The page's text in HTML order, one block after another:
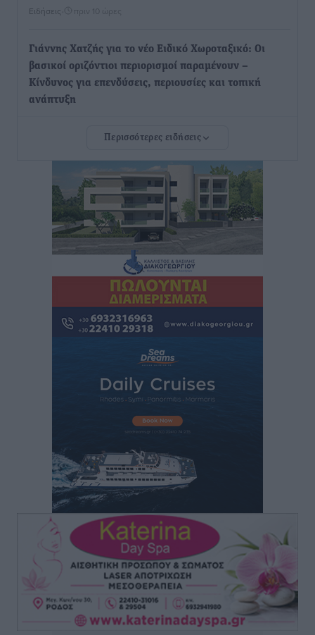
Ειδήσεις πριν 10 ώρες
Γιάννης Χατζής για το νέο Ειδικό Χωροταξικό: Οι
βασικοί οριζόντιοι περιορισμοί παραμένουν –
Κίνδυνος για επενδύσεις, περιουσίες και τοπική
ανάπτυξη
δεν υπάρχουν περιθώρια εφησυχασμού
Ειδήσεις• πριν 11 ώρες
Στον Άγιο Νικόλαο Χάλκης ανοίγει ξανά το
ανανεωμένο εκκλησιαστικό μουσείο από τη Λέσχη
Τοπικές Ειδήσεις• πριν 11 ώρες
Ρόδος: «Βουλιάζει» από τουρίστες – Πάνω από 1 εκατ.
επιβάτες και 55 κρουαζιερόπλοια
πριν 11 ώρες
Γ’ Εθνική Κατηγορία: Οι ημερομηνίες των
Συνελήφθησαν δύο άτομα στην Κάρπαθο για άγρα
πελατών
Τοπικές Ειδήσεις• πριν 17 ώρες
Χωρίς υποχρεωτική παρουσία μικρών στη 12άδα
Αθλητικά πριν 17 ώρες
Ο Πελεκάνος, οι ανεμογεννήτριες και μια κοινότητα
που κανείς δεν ρώτησε
Δημο-Κρίσεις• πριν 17 ώρες
Περισσότερες ειδήσεις